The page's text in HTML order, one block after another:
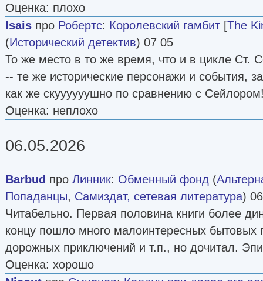
Оценка: плохо
Isais про Робертс: Королевский гамбит [The
(Исторический детектив) 07 05
То же место в то же время, что и в цикле Ст.
-- те же исторические персонажи и события,
как же скуууууушно по сравнению с
Оценка: неплохо
06.05.2026
Barbud про Линник: Обменный фонд (
Попаданцы, Самиздат, сетевая литература)
Читабельно. Первая половина книги более
концу пошло много малоинтересных бытовых
дорожных приключений и т.п., но дочитал.
Оценка: хорошо